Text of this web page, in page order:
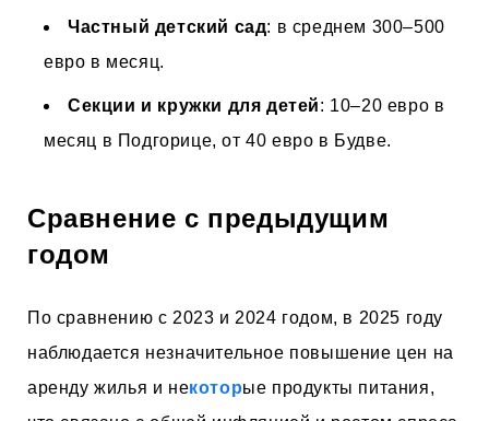
Частный детский сад: в среднем 300–500
евро в месяц.
Секции и кружки для детей: 10–20 евро в
месяц в Подгорице, от 40 евро в Будве.
Сравнение с предыдущим
годом
По сравнению с 2023 и 2024 годом, в 2025 году
наблюдается незначительное повышение цен на
аренду жилья и некоторые продукты питания,